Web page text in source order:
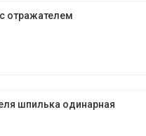
отражателем
шпилька одинарная